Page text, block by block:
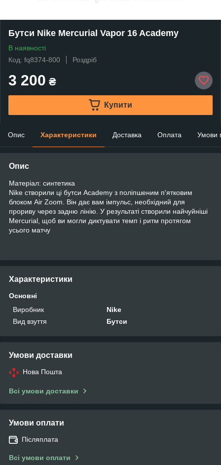
Бутси Nike Mercurial Vapor 16 Academy
В наявності
Код: fq8374-800
Роздріб
3 200 ₴
Купити
Опис Характеристики Доставка Оплата Умови
Опис
Матеріал: синтетика
Nike створили ці бутси Academy з поліпшеним п'ятковим
блоком Air Zoom. Він дає вам імпульс, необхідний для
прориву через задню лінію. У результаті створили найчуйніші
Mercurial, щоб ви могли диктувати темп і ритм протягом
усього матчу
Характеристики
Основні
Виробник
Nike
Вид взуття
Бутси
Умови доставки
Нова Пошта
Всі умови доставки
Умови оплати
Післяплата
Всі умови оплати